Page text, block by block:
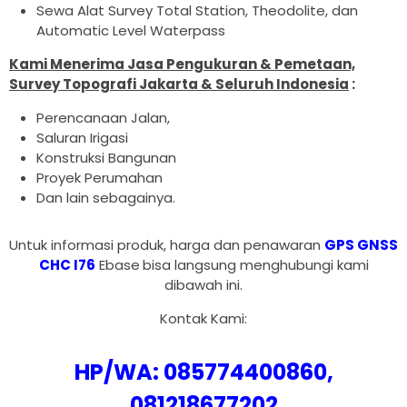
Sewa Alat Survey Total Station, Theodolite, dan
Automatic Level Waterpass
Kami Menerima Jasa Pengukuran & Pemetaan,
Survey Topografi Jakarta & Seluruh Indonesia :
Perencanaan Jalan,
Saluran Irigasi
Konstruksi Bangunan
Proyek Perumahan
Dan lain sebagainya.
Untuk informasi produk, harga dan penawaran GPS GNSS
CHC I76 Ebasebisa langsung menghubungi kami
dibawah ini.
Kontak Kami:
HP/WA: 085774400860,